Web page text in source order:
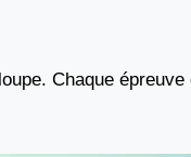
Chaque épreuve